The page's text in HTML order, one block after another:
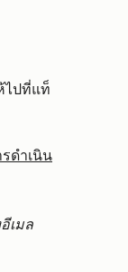
ไปที่แท็
ดำเนิน
เมล